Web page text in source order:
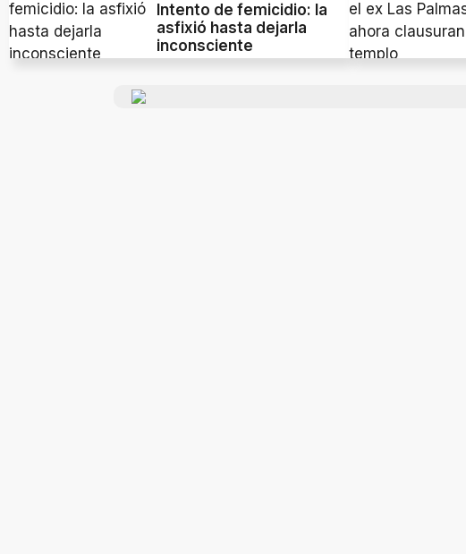
Intento de femicidio: la
asfixió hasta dejarla
inconsciente